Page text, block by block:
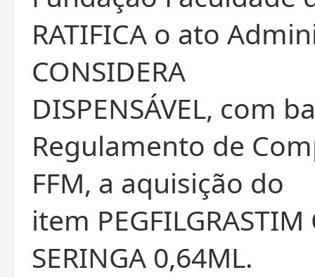
RATIFICA o ato
CONSIDERA
DISPENSÁVEL, com
Regulamento de
FFM, a aquisição do
item
SERINGA 0,64ML.